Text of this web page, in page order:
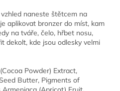
naneste štětcem na
aplikovat bronzer do míst, kam
na tváře, čelo, hřbet nosu,
dekolt, kde jsou odlesky velmi
Powder) Extract,
Butter, Pigments of